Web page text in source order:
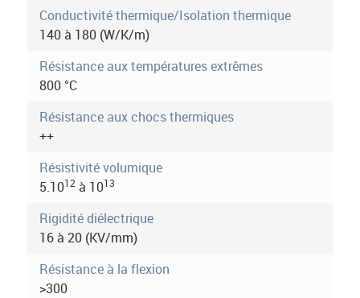
m
n
m
t
c
Conductivité thermique/Isolation thermique
140 à 180 (W/K/m)
Résistance aux températures extrêmes
800 °C
Résistance aux chocs thermiques
++
Résistivité volumique
5.1012à 1013
Rigidité diélectrique
16 à 20 (KV/mm)
Résistance à la flexion
>300